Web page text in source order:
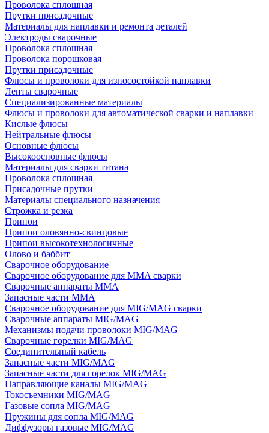
Проволока сплошная
Прутки присадочные
Материалы для наплавки и ремонта деталей
Электроды сварочные
Проволока сплошная
Проволока порошковая
Прутки присадочные
Флюсы и проволоки для износостойкой наплавки
Ленты сварочные
Специализированные материалы
Флюсы и проволоки для автоматической сварки и наплавки
Кислые флюсы
Нейтральные флюсы
Основные флюсы
Высокоосновные флюсы
Материалы для сварки титана
Проволока сплошная
Присадочные прутки
Материалы специального назначения
Строжка и резка
Припои
Припои оловянно-свинцовые
Припои высокотехнологичные
Олово и баббит
Сварочное оборудование
Сварочное оборудование для MMA сварки
Сварочные аппараты MMA
Запасные части MMA
Сварочное оборудование для MIG/MAG сварки
Сварочные аппараты MIG/MAG
Механизмы подачи проволоки MIG/MAG
Сварочные горелки MIG/MAG
Соединительный кабель
Запасные части MIG/MAG
Запасные части для горелок MIG/MAG
Направляющие каналы MIG/MAG
Токосъемники MIG/MAG
Газовые сопла MIG/MAG
Пружины для сопла MIG/MAG
Диффузоры газовые MIG/MAG